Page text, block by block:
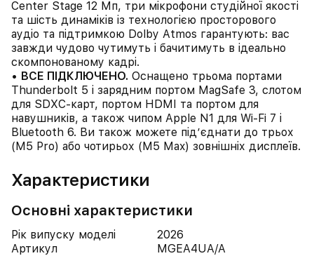
Center Stage 12 Мп, три мікрофони студійної якості
та шість динаміків із технологією просторового
аудіо та підтримкою Dolby Atmos гарантують: вас
завжди чудово чутимуть і бачитимуть в ідеально
скомпонованому кадрі.
• ВСЕ ПІДКЛЮЧЕНО. Оснащено трьома портами
Thunderbolt 5 і зарядним портом MagSafe 3, слотом
для SDXC-карт, портом HDMI та портом для
навушників, а також чипом Apple N1 для Wi-Fi 7 і
Bluetooth 6. Ви також можете під’єднати до трьох
(M5 Pro) або чотирьох (M5 Max) зовнішніх дисплеїв.
Характеристики
Основні характеристики
Рік випуску моделі
2026
Артикул
MGEA4UA/A